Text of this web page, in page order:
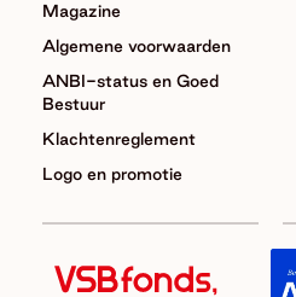
Magazine
Algemene voorwaarden
ANBI-status en Goed
Bestuur
Klachtenreglement
Logo en promotie